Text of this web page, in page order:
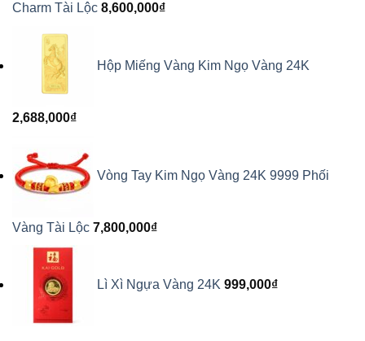
Charm Tài Lộc 8,600,000₫
Hộp Miếng Vàng Kim Ngọ Vàng 24K
2,688,000₫
Vòng Tay Kim Ngọ Vàng 24K 9999 Phối
Vàng Tài Lộc 7,800,000₫
Lì Xì Ngựa Vàng 24K 999,000₫